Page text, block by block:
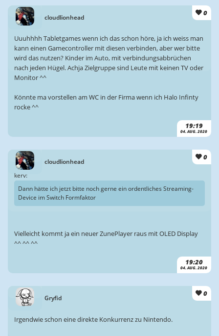
cloudlionhead
0
19:19
04. AUG. 2020
Uuuhhhh Tabletgames wenn ich das schon höre, ja ich weiss man
kann einen Gamecontroller mit diesen verbinden, aber wer bitte
wird das nutzen? Kinder im Auto, mit verbindungsabbrüchen
nach jeden Hügel. Achja Zielgruppe sind Leute mit keinen TV oder
Monitor ^^
Könnte ma vorstellen am WC in der Firma wenn ich Halo Infinty
rocke ^^
cloudlionhead
0
19:20
04. AUG. 2020
kerv:
Dann hätte ich jetzt bitte noch gerne ein ordentliches Streaming-
Device im Switch Formfaktor
Vielleicht kommt ja ein neuer ZunePlayer raus mit OLED Display
^^ ^^ ^^
Gryfid
0
Irgendwie schon eine direkte Konkurrenz zu Nintendo.